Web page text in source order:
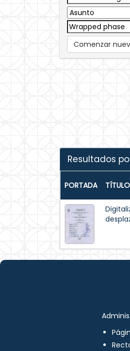
Comenzar
Resultados
PORTADA TÍTULO